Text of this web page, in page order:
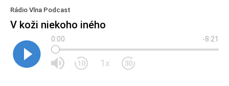
Rádio Vlna Podcast
V koži niekoho iného
0:00 -8:21